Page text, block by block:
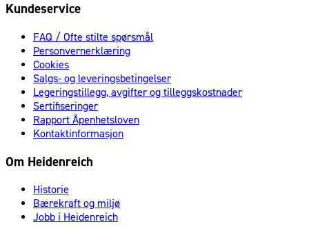
Kundeservice
FAQ / Ofte stilte spørsmål
Personvernerklæring
Cookies
Salgs- og leveringsbetingelser
Legeringstillegg, avgifter og tilleggskostnader
Sertifiseringer
Rapport Åpenhetsloven
Kontaktinformasjon
Om Heidenreich
Historie
Bærekraft og miljø
Jobb i Heidenreich